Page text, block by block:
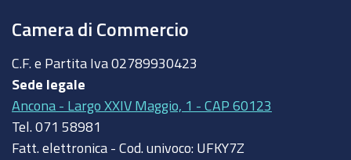
Camera di Commercio
C.F. e Partita Iva 02789930423
Sede legale
Ancona - Largo XXIV Maggio, 1 - CAP 60123
Tel. 071 58981
Fatt. elettronica - Cod. univoco: UFKY7Z